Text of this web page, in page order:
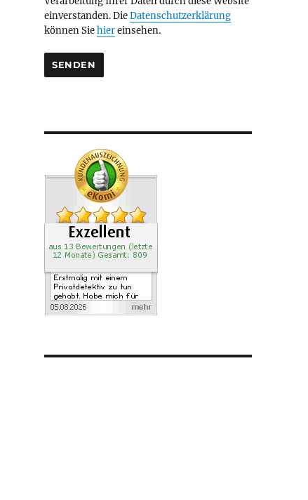
r
einverstanden. DieDatenschutzerklärung
können Siehiereinsehen.